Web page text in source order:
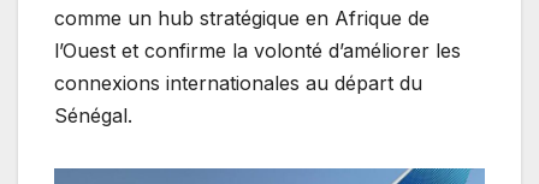
comme un hub stratégique en Afrique de
l’Ouest et confirme la volonté d’améliorer les
connexions internationales au départ du
Sénégal.